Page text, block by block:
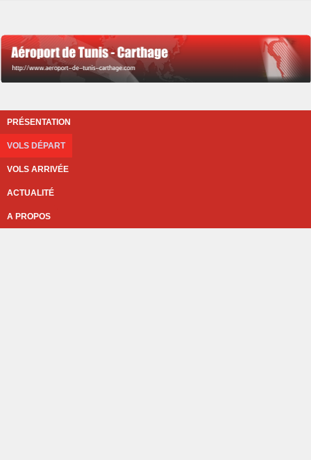
PRÉSENTATION
VOLS DÉPART
VOLS ARRIVÉE
ACTUALITÉ
A PROPOS